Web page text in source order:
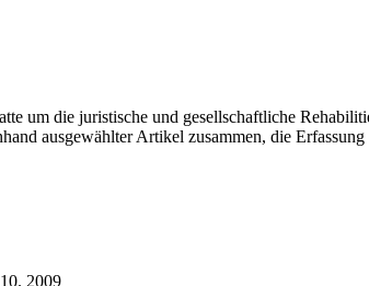
um die juristische und gesellschaftliche
ausgewählter Artikel zusammen, die
2009